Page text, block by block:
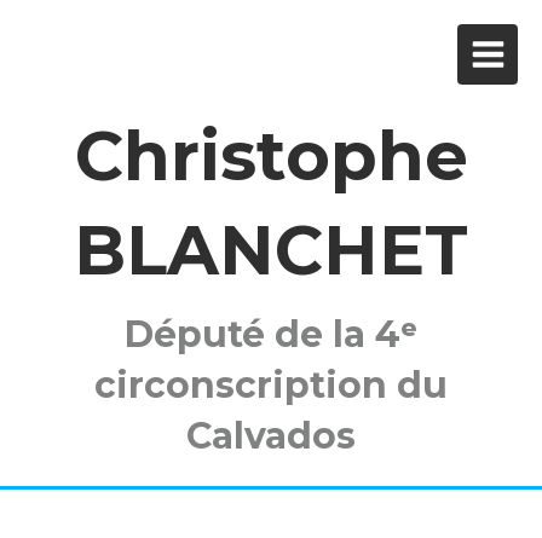
Christophe
BLANCHET
Député de la 4ᵉ
circonscription du
Calvados